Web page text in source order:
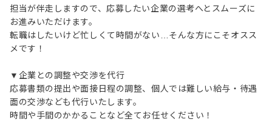
担当が伴走しますので、応募したい企業の選考へとスムーズに
お進みいただけます。
転職はしたいけど忙しくて時間がない…そんな方にこそオスス
メです！
▼企業との調整や交渉を代行
応募書類の提出や面接日程の調整、個人では難しい給与・待遇
面の交渉なども代行いたします。
時間や手間のかかることなど全てお任せください！